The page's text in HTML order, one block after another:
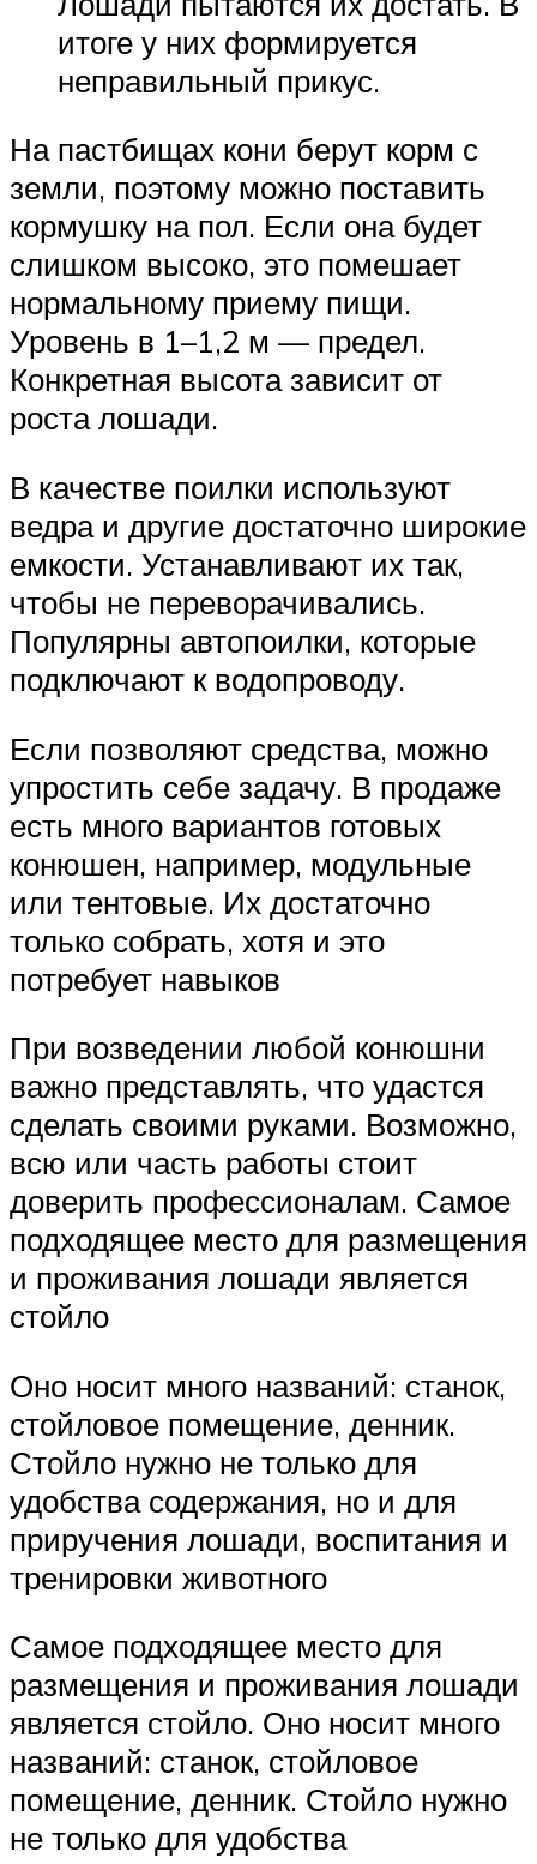
итоге у них формируется
неправильный прикус.
На пастбищах кони берут корм с
земли, поэтому можно поставить
кормушку на пол. Если она будет
слишком высоко, это помешает
нормальному приему пищи.
Уровень в 1–1,2 м — предел.
Конкретная высота зависит от
роста лошади.
В качестве поилки используют
ведра и другие достаточно широкие
емкости. Устанавливают их так,
чтобы не переворачивались.
Популярны автопоилки, которые
подключают к водопроводу.
Если позволяют средства, можно
упростить себе задачу. В продаже
есть много вариантов готовых
конюшен, например, модульные
или тентовые. Их достаточно
только собрать, хотя и это
потребует навыков
При возведении любой конюшни
важно представлять, что удастся
сделать своими руками. Возможно,
всю или часть работы стоит
доверить профессионалам. Самое
подходящее место для размещения
и проживания лошади является
стойло
Оно носит много названий: станок,
стойловое помещение, денник.
Стойло нужно не только для
удобства содержания, но и для
приручения лошади, воспитания и
тренировки животного
Самое подходящее место для
размещения и проживания лошади
является стойло. Оно носит много
названий: станок, стойловое
помещение, денник. Стойло нужно
не только для удобства